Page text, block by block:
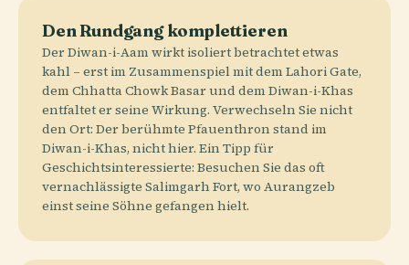
Den Rundgang komplettieren
Der Diwan-i-Aam wirkt isoliert betrachtet etwas
kahl – erst im Zusammenspiel mit dem Lahori Gate,
dem Chhatta Chowk Basar und dem Diwan-i-Khas
entfaltet er seine Wirkung. Verwechseln Sie nicht
den Ort: Der berühmte Pfauenthron stand im
Diwan-i-Khas, nicht hier. Ein Tipp für
Geschichtsinteressierte: Besuchen Sie das oft
vernachlässigte Salimgarh Fort, wo Aurangzeb
einst seine Söhne gefangen hielt.